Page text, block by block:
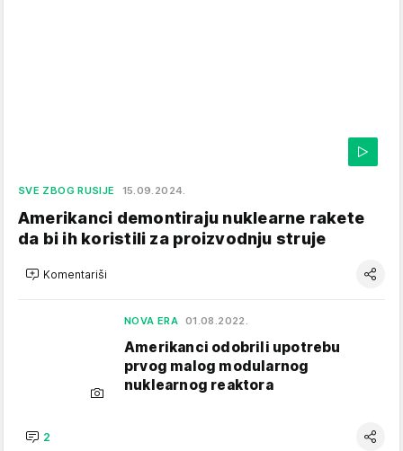
SVE ZBOG RUSIJE 15.09.2024.
Amerikanci demontiraju nuklearne rakete
da bi ih koristili za proizvodnju struje
Komentariši
NOVA ERA 01.08.2022.
Amerikanci odobrili upotrebu
prvog malog modularnog
nuklearnog reaktora
2